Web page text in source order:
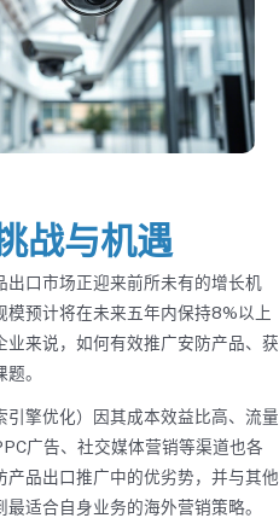
战与机遇
出口市场正迎来前所未有的增长机
预计将在未来五年内保持8%以上
来说，如何有效推广安防产品、获
。
擎优化）因其成本效益比高、流量
广告、社交媒体营销等渠道也各
品出口推广中的优劣势，并与其他
适合自身业务的海外营销策略。